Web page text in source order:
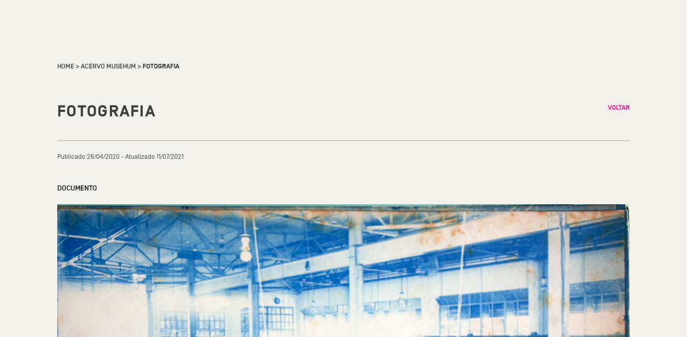
HOME>ACERVO MUSEHUM >FOTOGRAFIA
FOTOGRAFIA VOLTAR
Publicado 26/04/2020 - Atualizado 11/07/2021
DOCUMENTO